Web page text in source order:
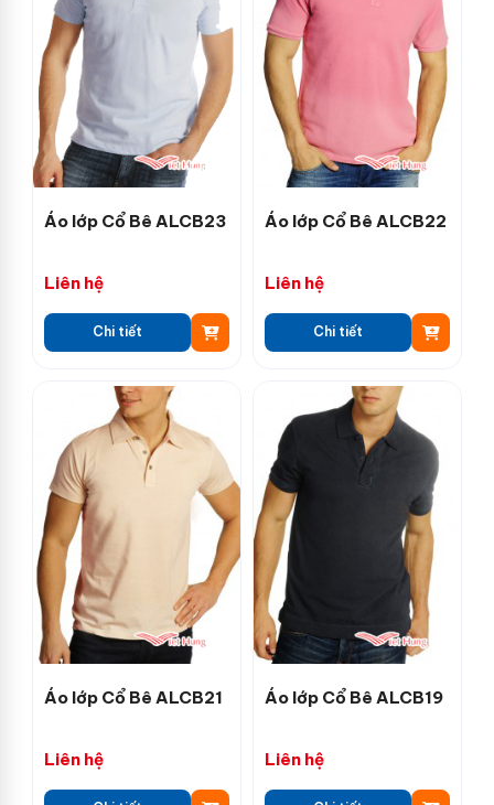
Áo lớp Cổ Bê ALCB23
Liên hệ
Chi tiết
Áo lớp Cổ Bê ALCB22
Liên hệ
Chi tiết
Áo lớp Cổ Bê ALCB21
Liên hệ
Áo lớp Cổ Bê ALCB19
Liên hệ